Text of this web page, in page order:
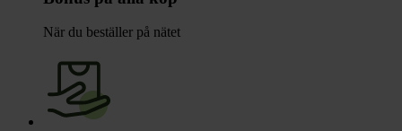
När du beställer på nätet